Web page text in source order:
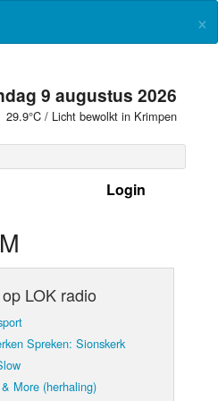
×
9 augustus 2026
29.9°C / Licht bewolkt in Krimpen
Login
LOK radio
Spreken: Sionskerk
More (herhaling)